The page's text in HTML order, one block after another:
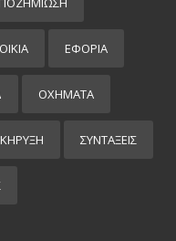
ΕΦΟΡΙΑ
ΟΧΗΜΑΤΑ
ΣΥΝΤΑΞΕΙΣ